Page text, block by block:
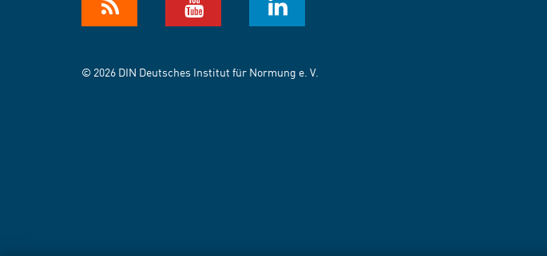
© 2026 DIN Deutsches Institut für Normung e. V.